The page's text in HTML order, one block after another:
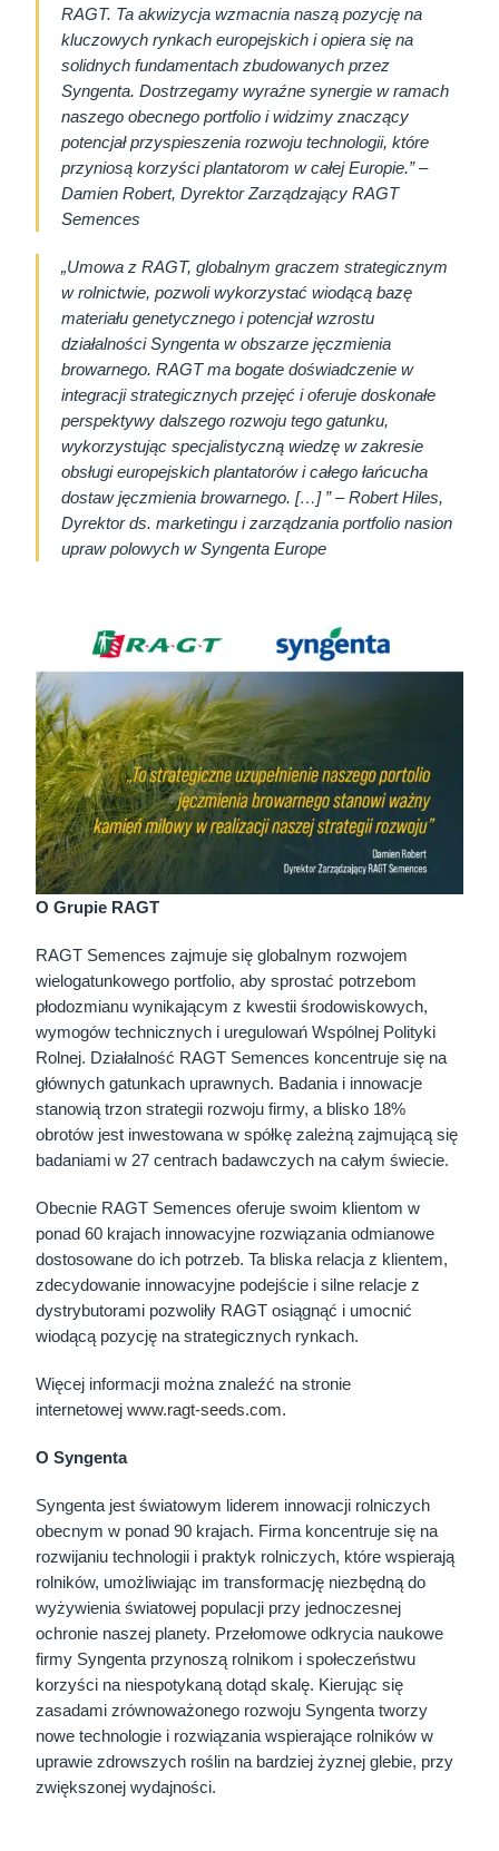
RAGT. Ta akwizycja wzmacnia naszą pozycję na
kluczowych rynkach europejskich i opiera się na
solidnych fundamentach zbudowanych przez
Syngenta. Dostrzegamy wyraźne synergie w ramach
naszego obecnego portfolio i widzimy znaczący
potencjał przyspieszenia rozwoju technologii, które
przyniosą korzyści plantatorom w całej Europie.” –
Damien Robert, Dyrektor Zarządzający RAGT
Semences
„Umowa z RAGT, globalnym graczem strategicznym
w rolnictwie, pozwoli wykorzystać wiodącą bazę
materiału genetycznego i potencjał wzrostu
działalności Syngenta w obszarze jęczmienia
browarnego. RAGT ma bogate doświadczenie w
integracji strategicznych przejęć i oferuje doskonałe
perspektywy dalszego rozwoju tego gatunku,
wykorzystując specjalistyczną wiedzę w zakresie
obsługi europejskich plantatorów i całego łańcucha
dostaw jęczmienia browarnego. […] ”– Robert Hiles,
Dyrektor ds. marketingu i zarządzania portfolio nasion
upraw polowych w Syngenta Europe
O Grupie RAGT
RAGT Semences zajmuje się globalnym rozwojem
wielogatunkowego portfolio, aby sprostać potrzebom
płodozmianu wynikającym z kwestii środowiskowych,
wymogów technicznych i uregulowań Wspólnej Polityki
Rolnej. Działalność RAGT Semences koncentruje się na
głównych gatunkach uprawnych. Badania i innowacje
stanowią trzon strategii rozwoju firmy, a blisko 18%
obrotów jest inwestowana w spółkę zależną zajmującą się
badaniami w 27 centrach badawczych na całym świecie.
Obecnie RAGT Semences oferuje swoim klientom w
ponad 60 krajach innowacyjne rozwiązania odmianowe
dostosowane do ich potrzeb. Ta bliska relacja z klientem,
zdecydowanie innowacyjne podejście i silne relacje z
dystrybutorami pozwoliły RAGT osiągnąć i umocnić
wiodącą pozycję na strategicznych rynkach.
Więcej informacji można znaleźć na stronie
internetowejwww.ragt-seeds.com.
O Syngenta
Syngenta jest światowym liderem innowacji rolniczych
obecnym w ponad 90 krajach. Firma koncentruje się na
rozwijaniu technologii i praktyk rolniczych, które wspierają
rolników, umożliwiając im transformację niezbędną do
wyżywienia światowej populacji przy jednoczesnej
ochronie naszej planety. Przełomowe odkrycia naukowe
firmy Syngenta przynoszą rolnikom i społeczeństwu
korzyści na niespotykaną dotąd skalę. Kierując się
zasadami zrównoważonego rozwoju Syngenta tworzy
nowe technologie i rozwiązania wspierające rolników w
uprawie zdrowszych roślin na bardziej żyznej glebie, przy
zwiększonej wydajności.